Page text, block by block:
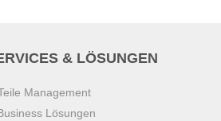
& LÖSUNGEN
Management
Lösungen